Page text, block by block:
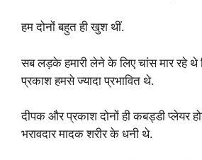
हम दोनों बहुत ही खुश थीं.
सब लड़के हमारी लेने के लिए चांस मार रहे
प्रकाश हमसे ज्यादा प्रभावित थे.
दीपक और प्रकाश दोनों ही कबड्डी प्लेयर
भरावदार मादक शरीर के धनी थे.